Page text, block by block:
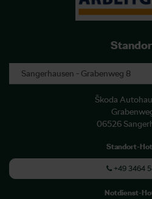
Škoda
06526
Standort-
+49 3464
Notdienst-